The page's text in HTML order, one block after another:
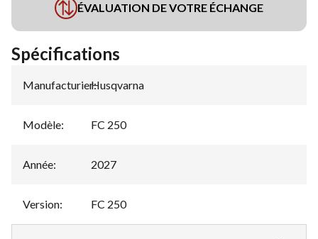
ÉVALUATION DE VOTRE ÉCHANGE
Spécifications
Manufacturier:
Husqvarna
Modèle: FC 250
Année: 2027
Version: FC 250